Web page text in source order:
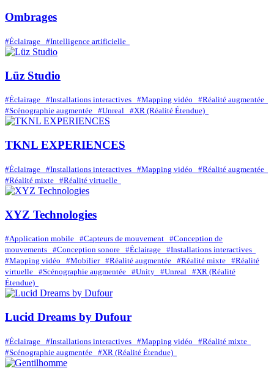
Ombrages
#Éclairage #Intelligence artificielle
Lüz Studio
#Éclairage #Installations interactives #Mapping vidéo #Réalité augmentée
#Scénographie augmentée #Unreal #XR (Réalité Étendue)
TKNL EXPERIENCES
#Éclairage #Installations interactives #Mapping vidéo #Réalité augmentée
#Réalité mixte #Réalité virtuelle
XYZ Technologies
#Application mobile #Capteurs de mouvement #Conception de
mouvements #Conception sonore #Éclairage #Installations interactives
#Mapping vidéo #Mobilier #Réalité augmentée #Réalité mixte #Réalité
virtuelle #Scénographie augmentée #Unity #Unreal #XR (Réalité
Étendue)
Lucid Dreams by Dufour
#Éclairage #Installations interactives #Mapping vidéo #Réalité mixte
#Scénographie augmentée #XR (Réalité Étendue)